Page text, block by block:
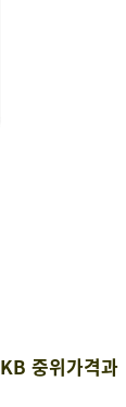
KB 중위가격과